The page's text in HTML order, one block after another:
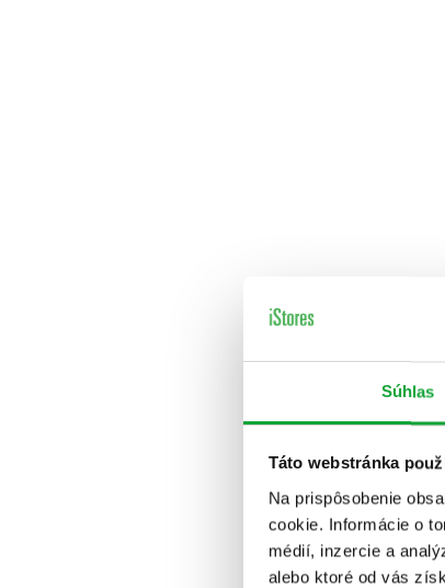
Súhlas
Táto webstránka
Na prispôsobenie
cookie. Informácie o
médií, inzercie a
alebo ktoré od vás